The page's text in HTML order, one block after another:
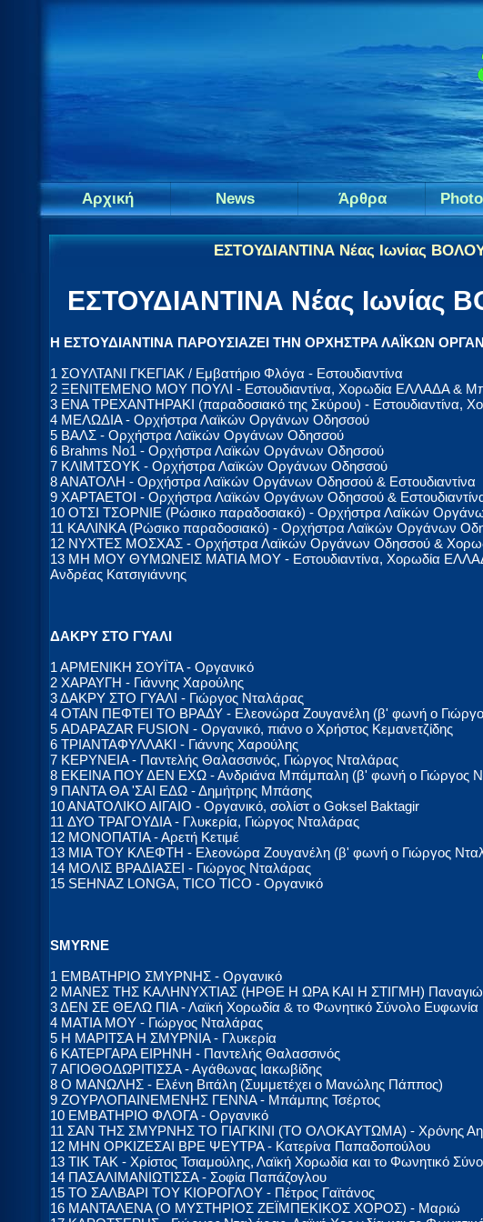
Αρχική News Άρθρα
ΕΣΤΟΥΔΙΑΝΤΙΝΑ Νέας Ιωνίας
ΕΣΤΟΥΔΙΑΝΤΙΝΑ Νέας Ιωνίας
Η ΕΣΤΟΥΔΙΑΝΤΙΝΑ ΠΑΡΟΥΣΙΑΖΕΙ ΤΗΝ ΟΡΧΗΣΤΡΑ ΛΑΪΚΩΝ
1 ΣΟΥΛΤΑΝΙ ΓΚΕΓΙΑΚ / Εμβατήριο Φλόγα - Εστουδιαντίνα
2 ΞΕΝΙΤΕΜΕΝΟ ΜΟΥ ΠΟΥΛΙ - Εστουδιαντίνα, Χορωδία ΕΛΛΑΔΑ &
3 ΕΝΑ ΤΡΕΧΑΝΤΗΡΑΚΙ (παραδοσιακό της Σκύρου) - Εστουδιαντίνα,
4 ΜΕΛΩΔΙΑ - Ορχήστρα Λαϊκών Οργάνων Οδησσού
5 ΒΑΛΣ - Ορχήστρα Λαϊκών Οργάνων Οδησσού
6 Brahms No1 - Ορχήστρα Λαϊκών Οργάνων Οδησσού
7 ΚΛΙΜΤΣΟΥΚ - Ορχήστρα Λαϊκών Οργάνων Οδησσού
8 ΑΝΑΤΟΛΗ - Ορχήστρα Λαϊκών Οργάνων Οδησσού & Εστουδιαντίνα
9 ΧΑΡΤΑΕΤΟΙ - Ορχήστρα Λαϊκών Οργάνων Οδησσού &
10 ΟΤΣΙ ΤΣΟΡΝΙΕ (Ρώσικο παραδοσιακό) - Ορχήστρα Λαϊκών
11 ΚΑΛΙΝΚΑ (Ρώσικο παραδοσιακό) - Ορχήστρα Λαϊκών Οργάνων
12 ΝΥΧΤΕΣ ΜΟΣΧΑΣ - Ορχήστρα Λαϊκών Οργάνων Οδησσού &
13 ΜΗ ΜΟΥ ΘΥΜΩΝΕΙΣ ΜΑΤΙΑ ΜΟΥ - Εστουδιαντίνα, Χορωδία
Ανδρέας Κατσιγιάννης
ΔΑΚΡΥ ΣΤΟ ΓΥΑΛΙ
1 ΑΡΜΕΝΙΚΗ ΣΟΥΪΤΑ - Οργανικό
2 ΧΑΡΑΥΓΗ - Γιάννης Χαρούλης
3 ΔΑΚΡΥ ΣΤΟ ΓΥΑΛΙ - Γιώργος Νταλάρας
4 ΟΤΑΝ ΠΕΦΤΕΙ ΤΟ ΒΡΑΔΥ - Ελεονώρα Ζουγανέλη (β' φωνή ο
5 ADAPAZAR FUSION - Οργανικό, πιάνο ο Χρήστος Κεμανετζίδης
6 ΤΡΙΑΝΤΑΦΥΛΛΑΚΙ - Γιάννης Χαρούλης
7 ΚΕΡΥΝΕΙΑ - Παντελής Θαλασσινός, Γιώργος Νταλάρας
8 ΕΚΕΙΝΑ ΠΟΥ ΔΕΝ ΕΧΩ - Ανδριάνα Μπάμπαλη (β' φωνή ο Γιώργος
9 ΠΑΝΤΑ ΘΑ 'ΣΑΙ ΕΔΩ - Δημήτρης Μπάσης
10 ΑΝΑΤΟΛΙΚΟ ΑΙΓΑΙΟ - Οργανικό, σολίστ ο Goksel Baktagir
11 ΔΥΟ ΤΡΑΓΟΥΔΙΑ - Γλυκερία, Γιώργος Νταλάρας
12 ΜΟΝΟΠΑΤΙΑ - Αρετή Κετιμέ
13 ΜΙΑ ΤΟΥ ΚΛΕΦΤΗ - Ελεονώρα Ζουγανέλη (β' φωνή ο Γιώργος
14 ΜΟΛΙΣ ΒΡΑΔΙΑΣΕΙ - Γιώργος Νταλάρας
15 SEHNAZ LONGA, TICO TICO - Οργανικό
SMYRNE
1 ΕΜΒΑΤΗΡΙΟ ΣΜΥΡΝΗΣ - Οργανικό
2 ΜΑΝΕΣ ΤΗΣ ΚΑΛΗΝΥΧΤΙΑΣ (ΗΡΘΕ Η ΩΡΑ ΚΑΙ Η ΣΤΙΓΜΗ)
3 ΔΕΝ ΣΕ ΘΕΛΩ ΠΙΑ - Λαϊκή Χορωδία & το Φωνητικό Σύνολο Ευφωνία
4 ΜΑΤΙΑ ΜΟΥ - Γιώργος Νταλάρας
5 Η ΜΑΡΙΤΣΑ Η ΣΜΥΡΝΙΑ - Γλυκερία
6 ΚΑΤΕΡΓΑΡΑ ΕΙΡΗΝΗ - Παντελής Θαλασσινός
7 ΑΓΙΟΘΟΔΩΡΙΤΙΣΣΑ - Αγάθωνας Ιακωβίδης
8 Ο ΜΑΝΩΛΗΣ - Ελένη Βιτάλη (Συμμετέχει ο Μανώλης Πάππος)
9 ΖΟΥΡΛΟΠΑΙΝΕΜΕΝΗΣ ΓΕΝΝΑ - Μπάμπης Τσέρτος
10 ΕΜΒΑΤΗΡΙΟ ΦΛΟΓΑ - Οργανικό
11 ΣΑΝ ΤΗΣ ΣΜΥΡΝΗΣ ΤΟ ΓΙΑΓΚΙΝΙ (ΤΟ ΟΛΟΚΑΥΤΩΜΑ) - Χρόνης
12 ΜΗΝ ΟΡΚΙΖΕΣΑΙ ΒΡΕ ΨΕΥΤΡΑ - Κατερίνα Παπαδοπούλου
13 ΤΙΚ ΤΑΚ - Χρίστος Τσιαμούλης, Λαϊκή Χορωδία και το Φωνητικό
14 ΠΑΣΑΛΙΜΑΝΙΩΤΙΣΣΑ - Σοφία Παπάζογλου
15 ΤΟ ΣΑΛΒΑΡΙ ΤΟΥ ΚΙΟΡΟΓΛΟΥ - Πέτρος Γαϊτάνος
16 ΜΑΝΤΑΛΕΝΑ (Ο ΜΥΣΤΗΡΙΟΣ ΖΕΪΜΠΕΚΙΚΟΣ ΧΟΡΟΣ) - Μαριώ